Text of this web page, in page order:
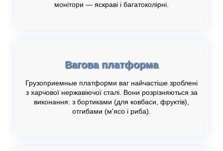
монітори — яскраві і багатоколірні.
Вагова платформа
Грузоприемные платформи ваг найчастіше зроблені
з харчової нержавіючої сталі. Вони розрізняються за
виконання: з бортиками (для ковбаси, фруктів),
отгибами (м'ясо і риба).